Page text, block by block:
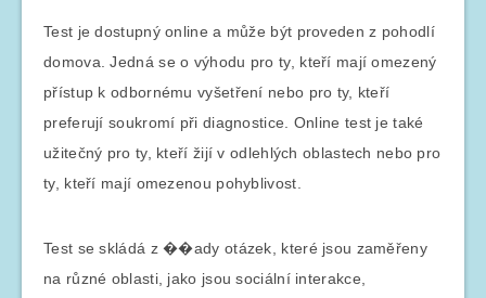
Test je dostupný online a může být proveden z pohodlí
domova. Jedná se o výhodu pro ty, kteří mají omezený
přístup k odbornému vyšetření nebo pro ty, kteří
preferují soukromí při diagnostice. Online test je také
užitečný pro ty, kteří žijí v odlehlých oblastech nebo pro
ty, kteří mají omezenou pohyblivost.
Test se skládá z ��ady otázek, které jsou zaměřeny
na různé oblasti, jako jsou sociální interakce,